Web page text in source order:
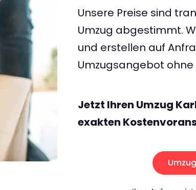
Unsere Preise sind
Umzug abgestimmt.
und erstellen auf
Umzugsangebot
Jetzt Ihren Umzug
exakten